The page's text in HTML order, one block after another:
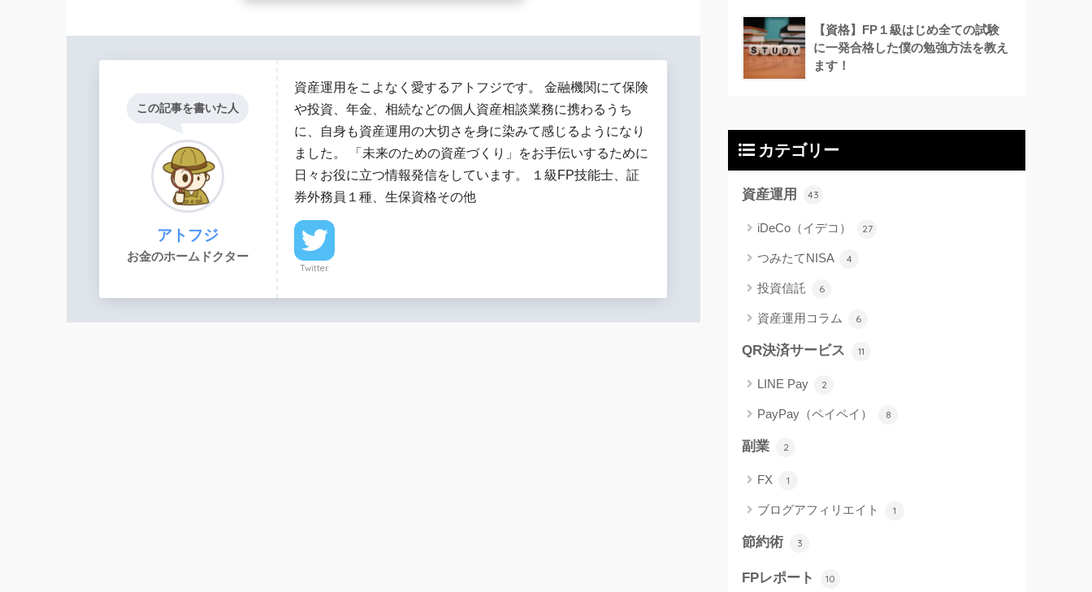
この記事を書いた人
アトフジ
お金のホームドクター
資産運用をこよなく愛するアトフジです。 金融機関にて保険
や投資、年金、相続などの個人資産相談業務に携わるうち
に、自身も資産運用の大切さを身に染みて感じるようになり
ました。 「未来のための資産づくり」をお手伝いするために
日々お役に立つ情報発信をしています。 １級FP技能士、証
券外務員１種、生保資格その他
Twitter
【資格】FP１級はじめ全ての試験
に一発合格した僕の勉強方法を教え
ます！
カテゴリー
資産運用 43
iDeCo（イデコ） 27
つみたてNISA 4
投資信託 6
資産運用コラム 6
QR決済サービス 11
LINE Pay 2
PayPay（ペイペイ） 8
副業 2
FX 1
ブログアフィリエイト 1
節約術 3
FPレポート 10